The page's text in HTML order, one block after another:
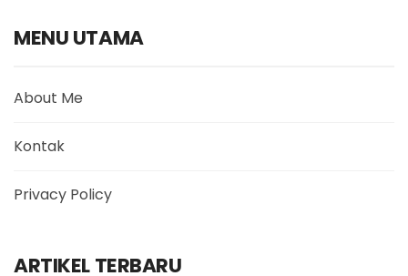
MENU UTAMA
About Me
Kontak
Privacy Policy
ARTIKEL TERBARU